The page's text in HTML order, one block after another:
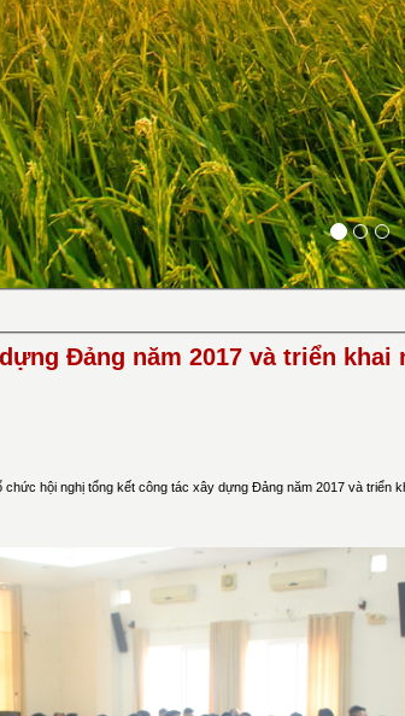
Đảng năm 2017 và triển khai
hội nghị tổng kết công tác xây dựng Đảng năm 2017 và triển